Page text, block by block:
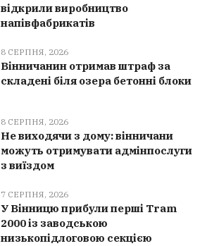
відкрили виробництво
напівфабрикатів
8 СЕРПНЯ, 2026
Вінничанин отримав штраф за
складені біля озера бетонні блоки
8 СЕРПНЯ, 2026
Не виходячи з дому: вінничани
можуть отримувати адмінпослуги
з виїздом
7 СЕРПНЯ, 2026
У Вінницю прибули перші Tram
2000 із заводською
низькопідлоговою секцією